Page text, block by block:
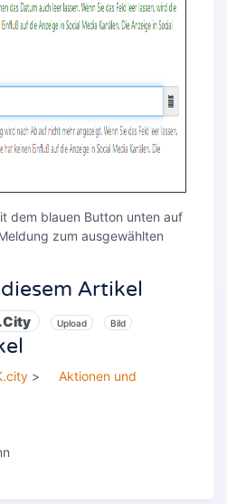
dem blauen Button unten auf
zum ausgewählten
Artikel
Upload Bild
>
Aktionen und